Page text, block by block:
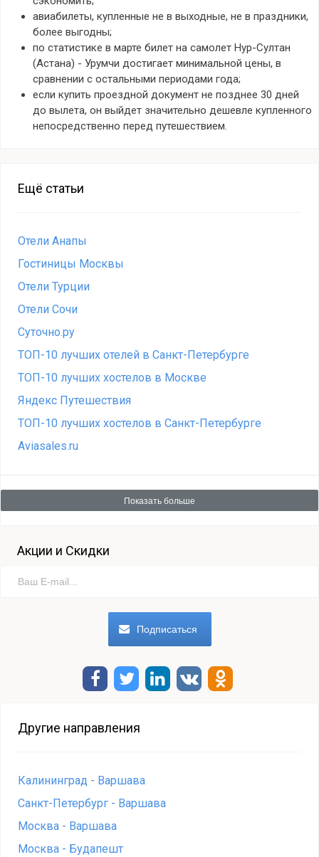
авиабилеты, купленные не в выходные, не в праздники,
более выгодны;
по статистике в марте билет на самолет Нур-Султан
(Астана) - Урумчи достигает минимальной цены, в
сравнении с остальными периодами года;
если купить проездной документ не позднее 30 дней
до вылета, он выйдет значительно дешевле купленного
непосредственно перед путешествием.
Ещё статьи
Отели Анапы
Гостиницы Москвы
Отели Турции
Отели Сочи
Суточно.ру
ТОП-10 лучших отелей в Санкт-Петербурге
ТОП-10 лучших хостелов в Москве
Яндекс Путешествия
ТОП-10 лучших хостелов в Санкт-Петербурге
Aviasales.ru
Показать больше
Акции и Скидки
Другие направления
Калининград - Варшава
Санкт-Петербург - Варшава
Москва - Варшава
Москва - Будапешт